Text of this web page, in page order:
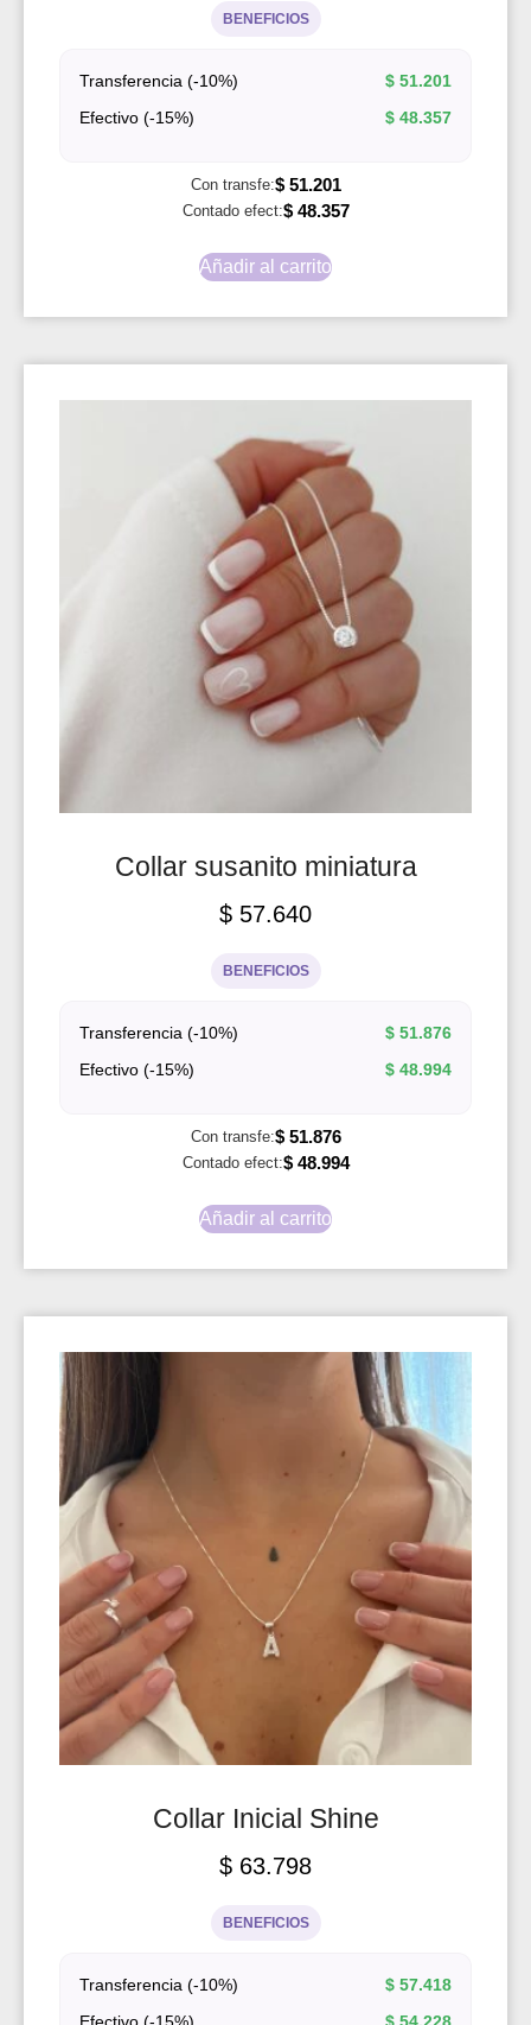
BENEFICIOS
Transferencia (-10%) $ 51.201
Efectivo (-15%)
$ 48.357
Con transfe:$51.201
Contado efect:$48.357
Añadir al carrito
Collar susanito miniatura
$ 57.640
BENEFICIOS
Transferencia (-10%) $ 51.876
Efectivo (-15%)
$ 48.994
Con transfe:$51.876
Contado efect:$48.994
Añadir al carrito
Collar Inicial Shine
$ 63.798
BENEFICIOS
Transferencia (-10%) $ 57.418